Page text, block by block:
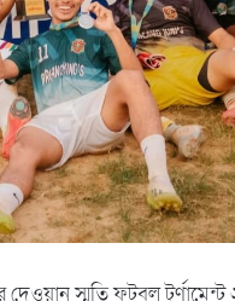
দেওয়ান স্মৃতি ফুটবল